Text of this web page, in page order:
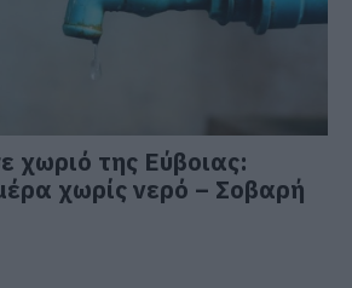
χωριό της Εύβοιας:
χωρίς νερό – Σοβαρή